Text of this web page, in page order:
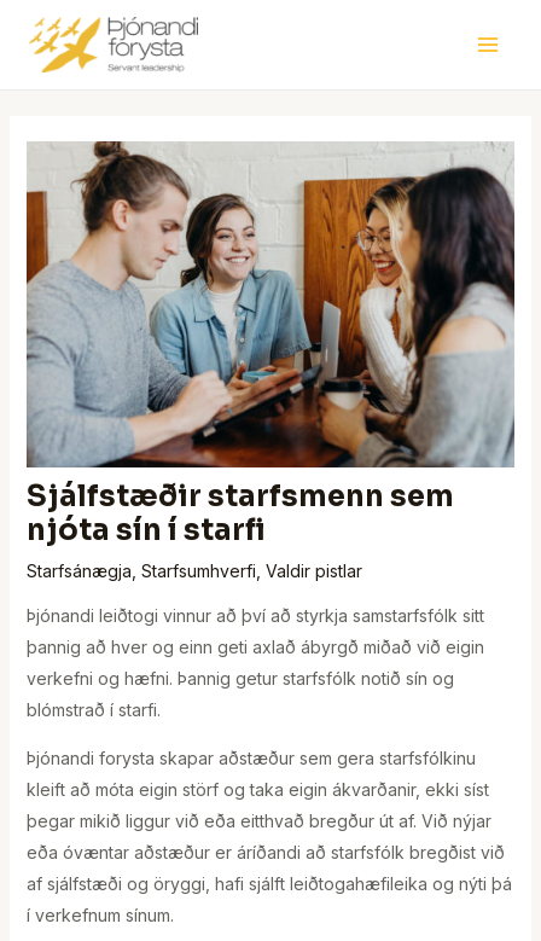
content
Sjálfstæðir starfsmenn sem
njóta sín í starfi
Starfsánægja Starfsumhverfi Valdir pistlar
Þjónandi leiðtogi vinnur að því að styrkja samstarfsfólk sitt
þannig að hver og einn geti axlað ábyrgð miðað við eigin
verkefni og hæfni. Þannig getur starfsfólk notið sín og
blómstrað í starfi.
Þjónandi forysta skapar aðstæður sem gera starfsfólkinu
kleift að móta eigin störf og taka eigin ákvarðanir, ekki síst
þegar mikið liggur við eða eitthvað bregður út af. Við nýjar
eða óvæntar aðstæður er áríðandi að starfsfólk bregðist við
af sjálfstæði og öryggi, hafi sjálft leiðtogahæfileika og nýti þá
í verkefnum sínum.
Post
navigation